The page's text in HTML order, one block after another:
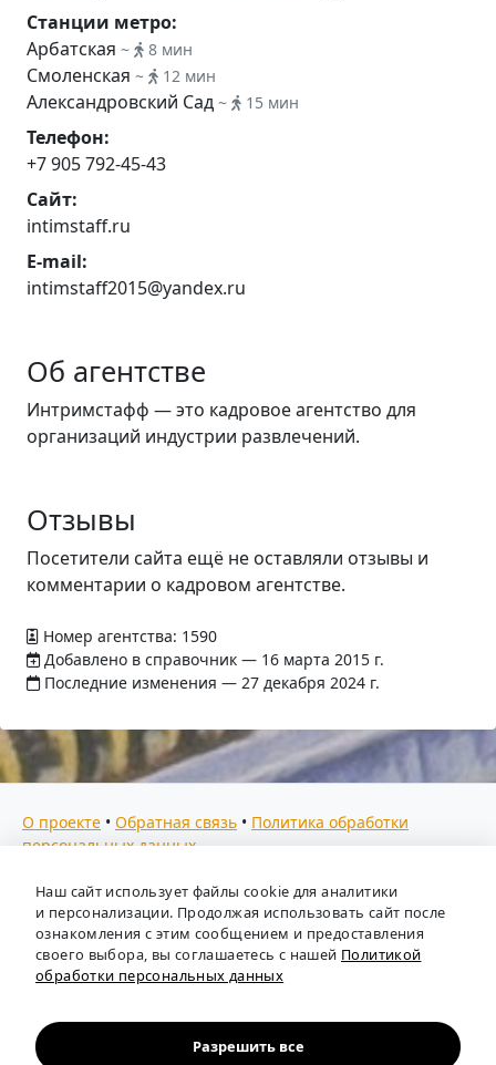
Станции метро:
Арбатская ~ 8 мин
Смоленская ~ 12 мин
Александровский Сад ~ 15 мин
Телефон:
+7 905 792-45-43
Сайт:
intimstaff.ru
E-mail:
intimstaff2015@yandex.ru
Об агентстве
Интримстафф — это кадровое агентство для
организаций индустрии развлечений.
Отзывы
Посетители сайта ещё не оставляли отзывы и
комментарии о кадровом агентстве.
Номер агентства: 1590
Добавлено в справочник — 16 марта 2015 г.
Последние изменения — 27 декабря 2024 г.
О проекте • Обратная связь • Политика обработки
персональных данных
Мы собираем отзывы, составляем рейтинги и
предоставляем всю информацию о кадровых агентствах
России. Также анализируем ключевые тенденции рынка
труда: отслеживаем динамику зарплат, уровень
безработицы и общую обстановку в отрасли, чтобы вы
Независимый портал-справочник«Кадровые агентства
Наш сайт использует файлы cookie для аналитики
и персонализации. Продолжая использовать сайт после
ознакомления с этим сообщением и предоставления
своего выбора, вы соглашаетесь с нашей Политикой
обработки персональных данных
Разрешить все